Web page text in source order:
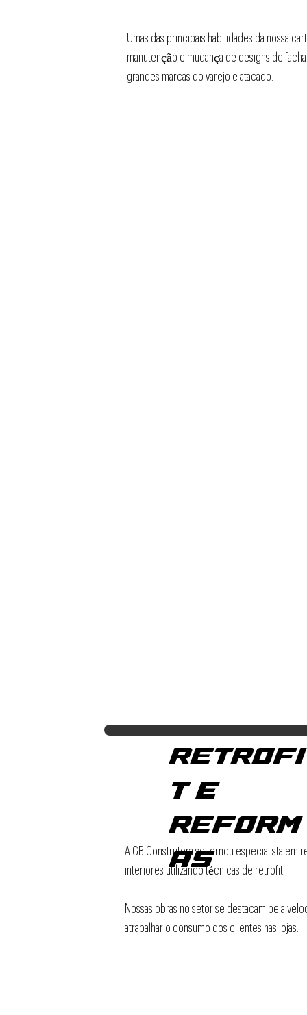
Umas das principais habilidades da nossa
manutenção e mudança de designs de
grandes marcas do varejo e atacado.
RETROFI
T E
REFORM
AS
A GB Construtora se tornou especialista em
interiores utilizando técnicas de retrofit.
Nossas obras no setor se destacam pela
atrapalhar o consumo dos clientes nas lojas.